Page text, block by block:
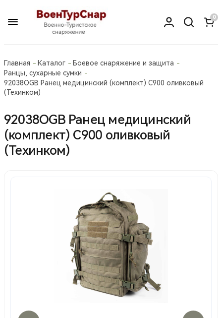
0
Главная Каталог
Боевое снаряжение и защита
Ранцы, сухарные сумки
92038OGB Ранец медицинский (комплект) С900 оливковый
(Техинком)
92038OGB Ранец медицинский
(комплект) С900 оливковый
(Техинком)